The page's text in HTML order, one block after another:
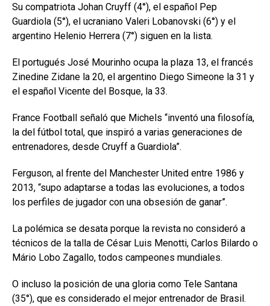
Su compatriota Johan Cruyff (4°), el español Pep
Guardiola (5°), el ucraniano Valeri Lobanovski (6°) y el
argentino Helenio Herrera (7°) siguen en la lista.
El portugués José Mourinho ocupa la plaza 13, el francés
Zinedine Zidane la 20, el argentino Diego Simeone la 31 y
el español Vicente del Bosque, la 33.
France Football señaló que Michels “inventó una filosofía,
la del fútbol total, que inspiró a varias generaciones de
entrenadores, desde Cruyff a Guardiola”.
Ferguson, al frente del Manchester United entre 1986 y
2013, “supo adaptarse a todas las evoluciones, a todos
los perfiles de jugador con una obsesión de ganar”.
La polémica se desata porque la revista no consideró a
técnicos de la talla de César Luis Menotti, Carlos Bilardo o
Mário Lobo Zagallo, todos campeones mundiales.
O incluso la posición de una gloria como Tele Santana
(35°), que es considerado el mejor entrenador de Brasil.